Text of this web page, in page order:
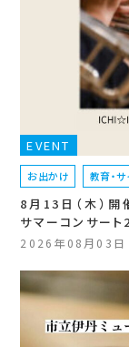
EVENT
お出かけ 教育・
8月13日（木）
サマーコンサー
2026年08月03日